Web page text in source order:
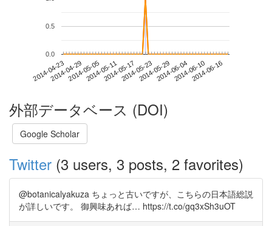
2014-04-232014-04-292014-05-052014-05-112014-05-172014-05-232014-05-292014-06-042014-06-102014-06-16
0.0
0.5
外部データベース (DOI)
Google Scholar
Twitter (3 users, 3 posts, 2 favorites)
@botanicalyakuza ちょっと古いですが、こちらの日本語総説
が詳しいです。 御興味あれば… https://t.co/gq3xSh3uOT